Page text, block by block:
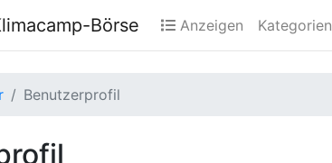
Börse Anzeigen Kategorien
Benutzerprofil